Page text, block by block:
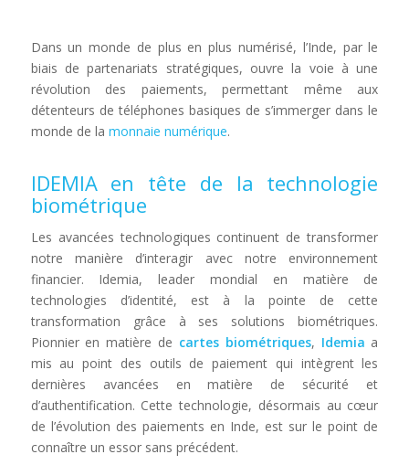
Dans un monde de plus en plus numérisé, l’Inde, par le
biais de partenariats stratégiques, ouvre la voie à une
révolution des paiements, permettant même aux
détenteurs de téléphones basiques de s’immerger dans le
monde de la monnaie numérique.
IDEMIA en tête de la technologie
biométrique
Les avancées technologiques continuent de transformer
notre manière d’interagir avec notre environnement
financier. Idemia, leader mondial en matière de
technologies d’identité, est à la pointe de cette
transformation grâce à ses solutions biométriques.
Pionnier en matière de cartes biométriques, Idemia a
mis au point des outils de paiement qui intègrent les
dernières avancées en matière de sécurité et
d’authentification. Cette technologie, désormais au cœur
de l’évolution des paiements en Inde, est sur le point de
connaître un essor sans précédent.